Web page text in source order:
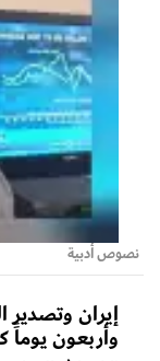
نصوص أدبية
إيران
وأربعون